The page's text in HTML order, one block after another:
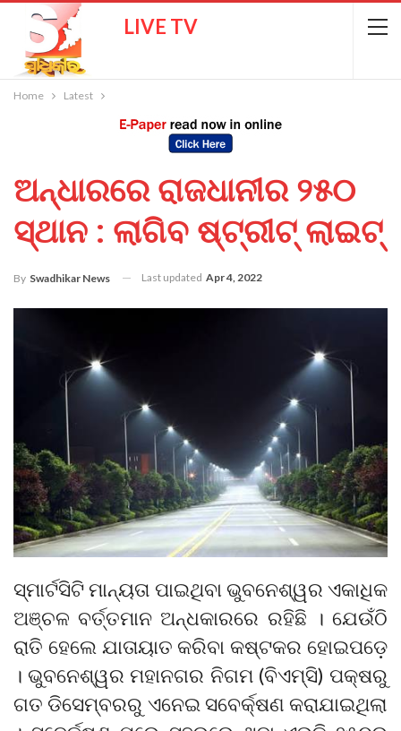
LIVE TV
Home Latest
ଅନ୍ଧାରରେ ରାଜଧାନୀର ୨୫୦
ସ୍ଥାନ : ଲାଗିବ ଷ୍ଟ୍ରୀଟ୍ ଲାଇଟ୍‌
By Swadhikar News Last updated Apr 4, 2022
ସ୍ମାର୍ଟସିଟି ମାନ୍ୟତା ପାଇଥିବା ଭୁବନେଶ୍ୱର ଏକାଧିକ
ଅଞ୍ଚଳ ବର୍ତ୍ତମାନ ଅନ୍ଧକାରରେ ରହିଛି । ଯେଉଁଠି
ରାତି ହେଲେ ଯାତାୟାତ କରିବା କଷ୍ଟକର ହୋଇପଡ଼େ
। ଭୁବନେଶ୍ୱର ମହାନଗର ନିଗମ (ବିଏମ୍‌ସି) ପକ୍ଷରୁ
ଗତ ଡିସେମ୍ବରରୁ ଏନେଇ ସବେର୍କ୍ଷଣ କରାଯାଇଥିଲା